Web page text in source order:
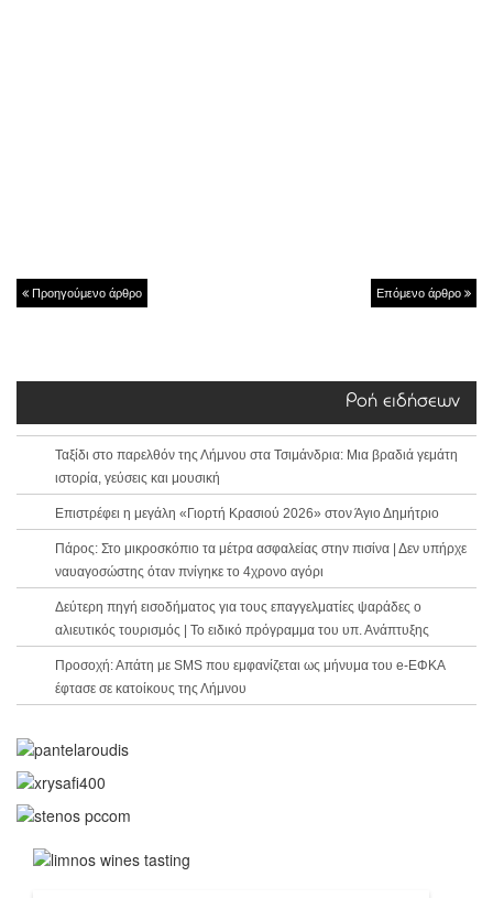
Προηγούμενο άρθρο Επόμενο άρθρο
Ροή ειδήσεων
Ταξίδι στο παρελθόν της Λήμνου στα Τσιμάνδρια: Μια βραδιά γεμάτη
ιστορία, γεύσεις και μουσική
Επιστρέφει η μεγάλη «Γιορτή Κρασιού 2026» στον Άγιο Δημήτριο
Πάρος: Στο μικροσκόπιο τα μέτρα ασφαλείας στην πισίνα | Δεν υπήρχε
ναυαγοσώστης όταν πνίγηκε το 4χρονο αγόρι
Δεύτερη πηγή εισοδήματος για τους επαγγελματίες ψαράδες ο
αλιευτικός τουρισμός | Το ειδικό πρόγραμμα του υπ. Ανάπτυξης
Προσοχή: Απάτη με SMS που εμφανίζεται ως μήνυμα του e-ΕΦΚΑ
έφτασε σε κατοίκους της Λήμνου